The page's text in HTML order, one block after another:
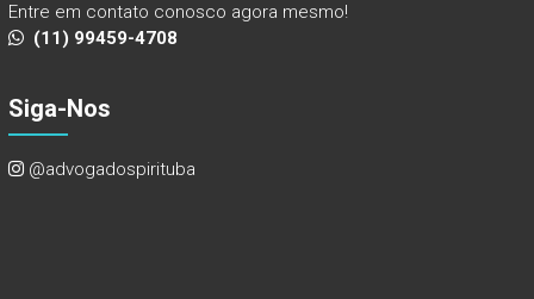
Entre em contato conosco agora mesmo!
(11) 99459-4708
Siga-Nos
@advogadospirituba